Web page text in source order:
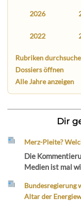
2026
2022
Rubriken
Dossiers öffnen
Alle Jahre anzeigen
Dir
Merz-Pleite?
Die
Medien ist mal
Bundesregierung
Altar der